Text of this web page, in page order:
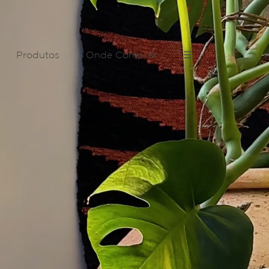
Produtos Onde Comprar ☰